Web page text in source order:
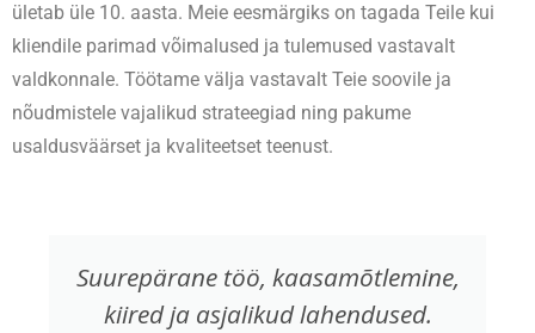
ületab üle 10. aasta. Meie eesmärgiks on tagada Teile kui
kliendile parimad võimalused ja tulemused vastavalt
valdkonnale. Töötame välja vastavalt Teie soovile ja
nõudmistele vajalikud strateegiad ning pakume
usaldusväärset ja kvaliteetset teenust.
Suurepärane töö, kaasamõtlemine,
kiired ja asjalikud lahendused.